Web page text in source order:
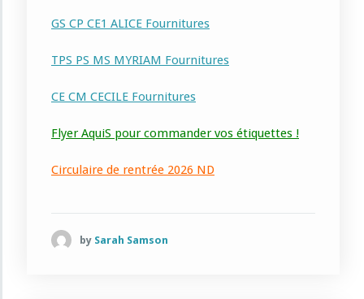
GS CP CE1 ALICE Fournitures
TPS PS MS MYRIAM Fournitures
CE CM CECILE Fournitures
Flyer AquiS pour commander vos étiquettes !
Circulaire de rentrée 2026 ND
by Sarah Samson